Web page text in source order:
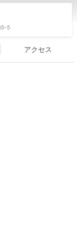
ｰ5
アクセス